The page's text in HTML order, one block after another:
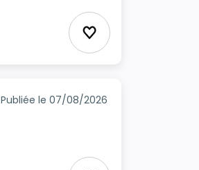
Ajouter aux
Publiée le 07/08/2026